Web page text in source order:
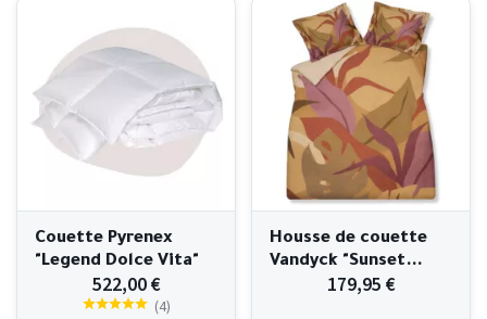
Couette Pyrenex
"Legend Dolce Vita"
522,00 €
(4)
Housse de couette
Vandyck "Sunset
Nights" 240x220
179,95 €